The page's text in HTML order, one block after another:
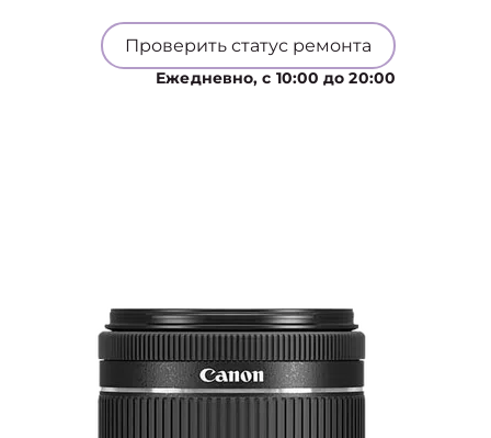
Проверить статус ремонта
Ежедневно, с 10:00 до 20:00